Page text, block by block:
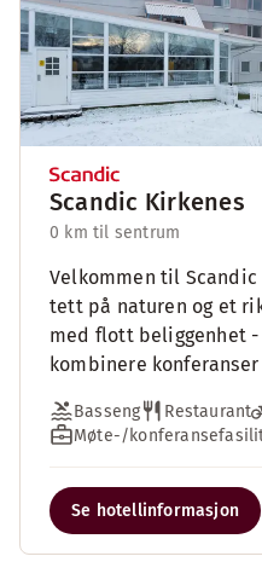
Scandic Kirkenes
0 km til sentrum
Velkommen til
tett på naturen og et
med flott beliggenhet
kombinere
Basseng Restaurant
Møte-/
Se hotellinformasjon